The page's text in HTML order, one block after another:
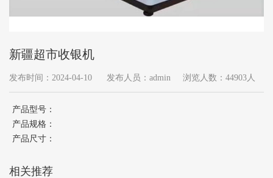
新疆超市收银机
发布时间：2024-04-10 发布人员：admin 浏览人数：44903人
产品型号：
产品规格：
产品尺寸：
相关推荐